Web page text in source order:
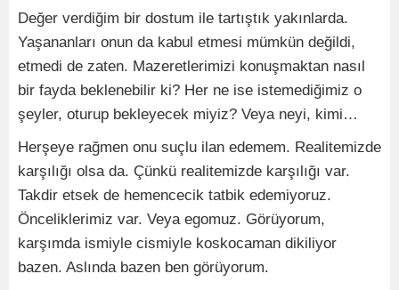
Değer verdiğim bir dostum ile tartıştık yakınlarda.
Yaşananları onun da kabul etmesi mümkün değildi,
etmedi de zaten. Mazeretlerimizi konuşmaktan nasıl
bir fayda beklenebilir ki? Her ne ise istemediğimiz o
şeyler, oturup bekleyecek miyiz? Veya neyi, kimi…
Herşeye rağmen onu suçlu ilan edemem. Realitemizde
karşılığı olsa da. Çünkü realitemizde karşılığı var.
Takdir etsek de hemencecik tatbik edemiyoruz.
Önceliklerimiz var. Veya egomuz. Görüyorum,
karşımda ismiyle cismiyle koskocaman dikiliyor
bazen. Aslında bazen ben görüyorum.